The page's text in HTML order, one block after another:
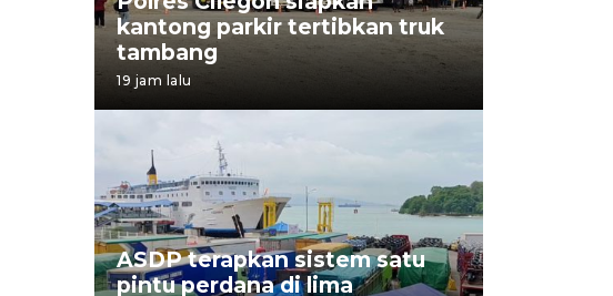
kantong parkir tertibkan truk
tambang
19 jam lalu
ASDP terapkan sistem satu
pintu perdana di lima